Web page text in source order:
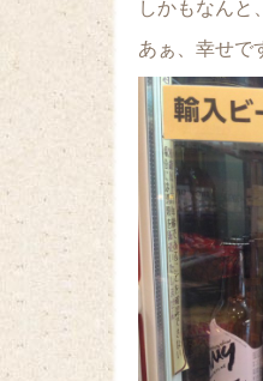
しかもなんと
あぁ、幸せで